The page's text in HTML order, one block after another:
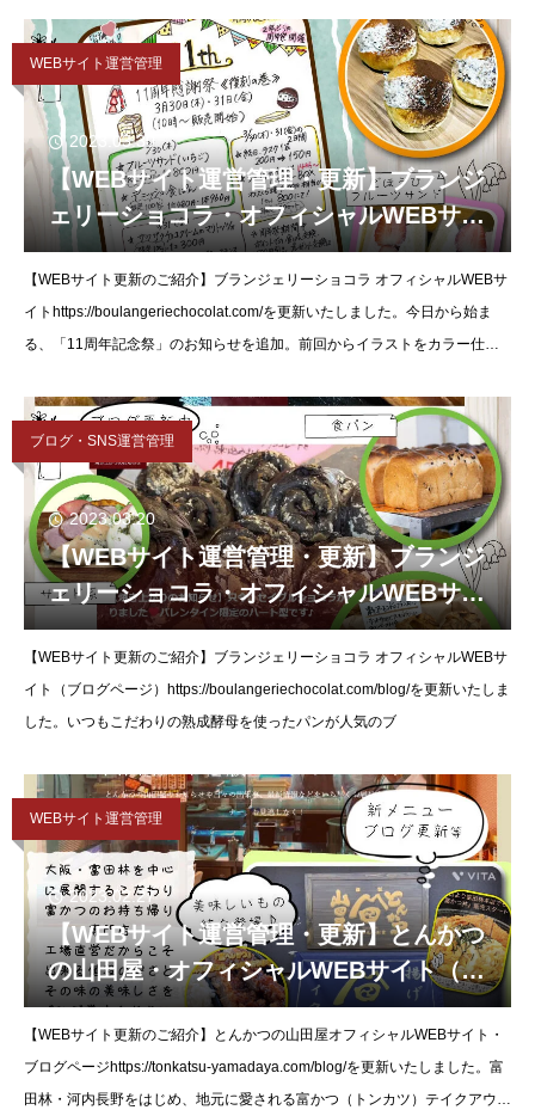
WEBサイト運営管理
2023.03.30
【WEBサイト運営管理・更新】ブランジ
ェリーショコラ・オフィシャルWEBサイ
トを更新いたしました。
【WEBサイト更新のご紹介】ブランジェリーショコラ オフィシャルWEBサ
イトhttps://boulangeriechocolat.com/を更新いたしました。今日から始ま
る、「11周年記念祭」のお知らせを追加。前回からイラストをカラー仕立
ブログ・SNS運営管理
2023.03.20
【WEBサイト運営管理・更新】ブランジ
ェリーショコラ・オフィシャルWEBサイ
ト（ブログ）を更新いたしました。
【WEBサイト更新のご紹介】ブランジェリーショコラ オフィシャルWEBサ
イト（ブログページ）https://boulangeriechocolat.com/blog/を更新いたしま
した。いつもこだわりの熟成酵母を使ったパンが人気のブ
WEBサイト運営管理
2023.02.27
【WEBサイト運営管理・更新】とんかつ
の山田屋・オフィシャルWEBサイト（ブ
ログ）を更新いたしました。
【WEBサイト更新のご紹介】とんかつの山田屋オフィシャルWEBサイト・
ブログページhttps://tonkatsu-yamadaya.com/blog/を更新いたしました。富
田林・河内長野をはじめ、地元に愛される富かつ（トンカツ）テイクアウト